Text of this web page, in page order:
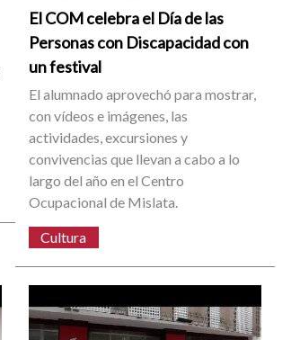
El COM celebra el Día de las
Personas con Discapacidad con
un festival
El alumnado aprovechó para mostrar,
con vídeos e imágenes, las
actividades, excursiones y
convivencias que llevan a cabo a lo
largo del año en el Centro
Ocupacional de Mislata.
Cultura